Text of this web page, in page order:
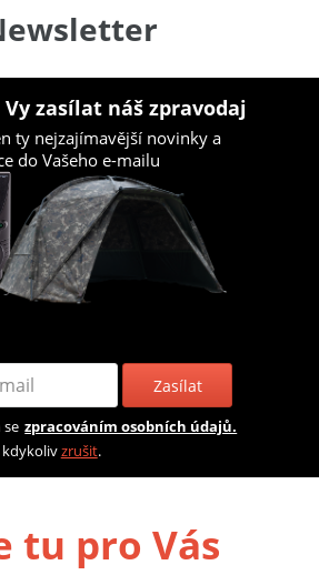
zasílat náš zpravodaj
ty nejzajímavější novinky a
do Vašeho e-mailu
Zasílat
se zpracováním osobních údajů.
zrušit.
tu pro Vás